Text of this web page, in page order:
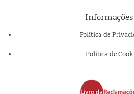
Informações
Política de
Política de